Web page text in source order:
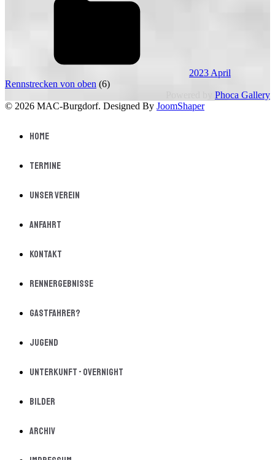
2023 April
Rennstrecken von oben (6)
Phoca Gallery
© 2026 MAC-Burgdorf. Designed By JoomShaper
Home
Termine
Unser Verein
Anfahrt
Kontakt
Rennergebnisse
Gastfahrer?
Jugend
Unterkunft - Overnight
Bilder
Archiv